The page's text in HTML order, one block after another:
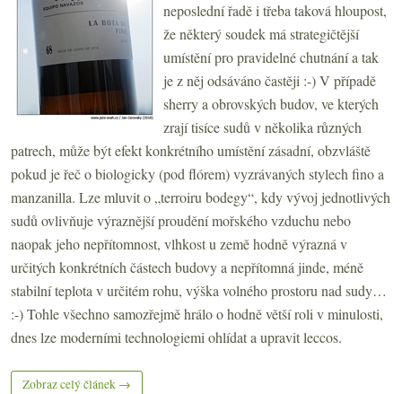
neposlední řadě i třeba taková hloupost,
že některý soudek má strategičtější
umístění pro pravidelné chutnání a tak
je z něj odsáváno častěji :-) V případě
sherry a obrovských budov, ve kterých
zrají tisíce sudů v několika různých
patrech, může být efekt konkrétního umístění zásadní, obzvláště
pokud je řeč o biologicky (pod flórem) vyzrávaných stylech fino a
manzanilla. Lze mluvit o „terroiru bodegy“, kdy vývoj jednotlivých
sudů ovlivňuje výraznější proudění mořského vzduchu nebo
naopak jeho nepřítomnost, vlhkost u země hodně výrazná v
určitých konkrétních částech budovy a nepřítomná jinde, méně
stabilní teplota v určitém rohu, výška volného prostoru nad sudy…
:-) Tohle všechno samozřejmě hrálo o hodně větší roli v minulosti,
dnes lze moderními technologiemi ohlídat a upravit leccos.
Zobraz celý článek →